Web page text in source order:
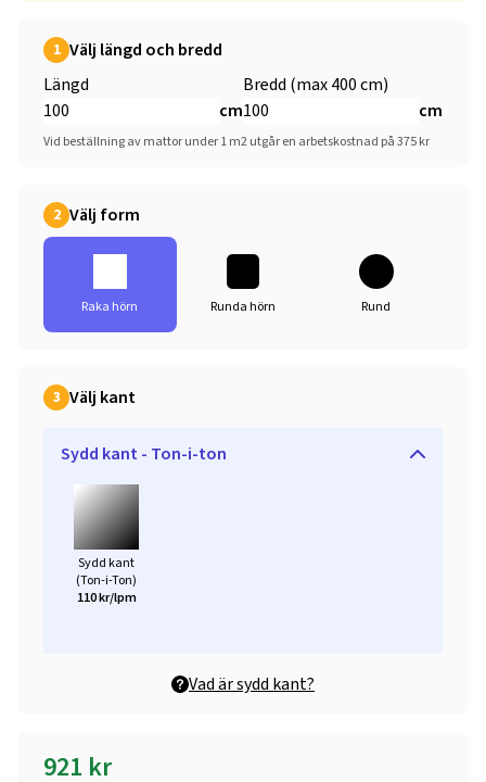
1 Välj längd och bredd
Längd
cm
Bredd (max 400 cm)
cm
Vid beställning av mattor under 1 m2 utgår en arbetskostnad på 375 kr
2 Välj form
Raka hörn Runda hörn Rund
3 Välj kant
Sydd kant - Ton-i-ton
Sydd kant
(Ton-i-Ton)
110 kr/lpm
Vad är sydd kant?
921 kr